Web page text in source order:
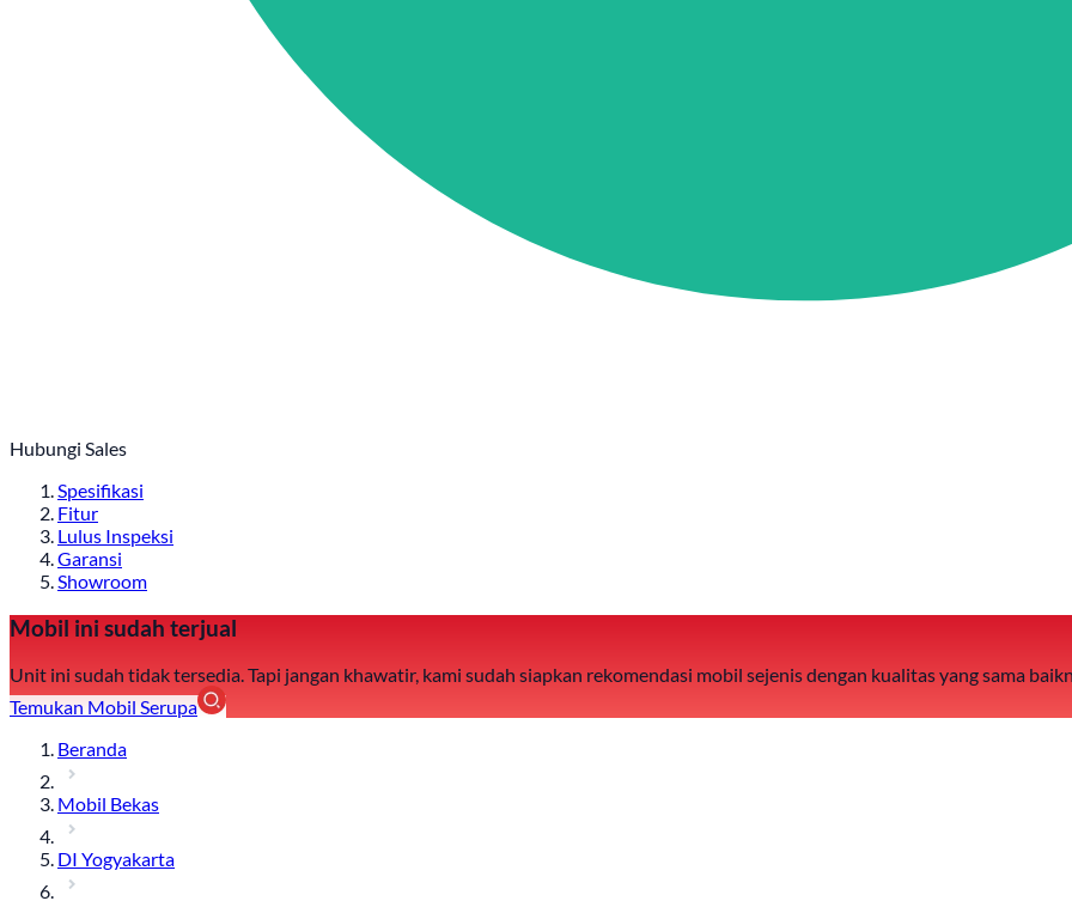
Hubungi Sales
Spesifikasi
Fitur
Lulus Inspeksi
Garansi
Showroom
Mobil ini sudah terjual
Unit ini sudah tidak tersedia. Tapi jangan khawatir, kami sudah siapkan rekomendasi mobil sejenis dengan kualitas yang sama
Temukan Mobil Serupa
Beranda
Mobil Bekas
DI Yogyakarta